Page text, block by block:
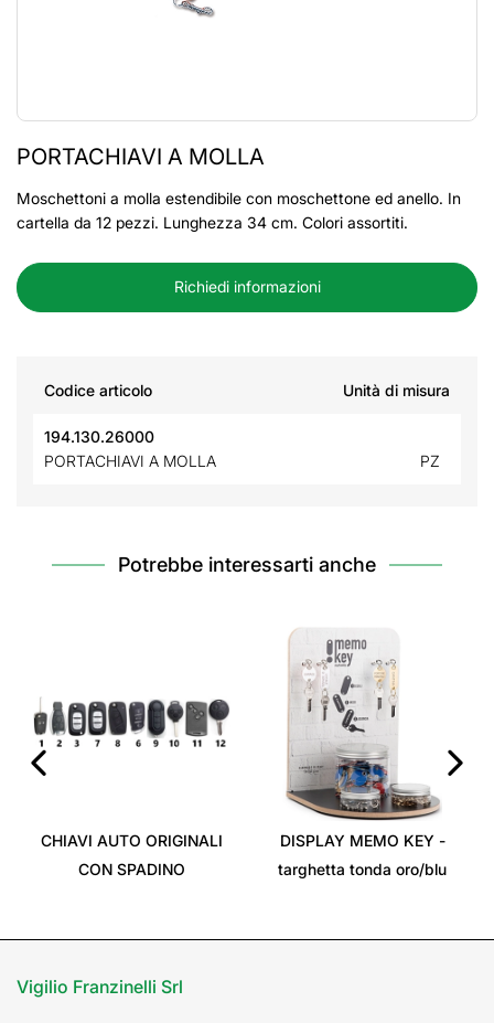
PORTACHIAVI A MOLLA
Moschettoni a molla estendibile con moschettone ed anello. In
cartella da 12 pezzi. Lunghezza 34 cm. Colori assortiti.
Richiedi informazioni
Codice articolo Unità di misura
194.130.26000
PORTACHIAVI A MOLLA
PZ
Potrebbe interessarti anche
CHIAVI AUTO ORIGINALI
CON SPADINO
DISPLAY MEMO KEY -
targhetta tonda oro/blu
Vigilio Franzinelli Srl